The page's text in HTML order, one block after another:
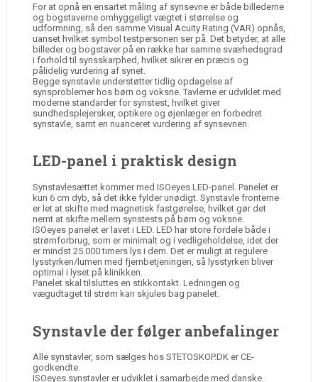
For at opnå en ensartet måling af synsevne er både billederne
og bogstaverne omhyggeligt vægtet i størrelse og
udformning, så den samme Visual Acuity Rating (VAR) opnås,
uanset hvilket symbol testpersonen ser på. Det betyder, at alle
billeder og bogstaver på en række har samme sværhedsgrad
i forhold til synsskarphed, hvilket sikrer en præcis og
pålidelig vurdering af synet.
Begge synstavle understøtter tidlig opdagelse af
synsproblemer hos børn og voksne. Tavlerne er udviklet med
moderne standarder for synstest, hvilket giver
sundhedsplejersker, optikere og øjenlæger en forbedret
synstavle, samt en nuanceret vurdering af synsevnen.
LED-panel i praktisk design
Synstavlesættet kommer med ISOeyes LED-panel. Panelet er
kun 6 cm dyb, så det ikke fylder unødigt. Synstavle fronterne
er let at skifte med magnetisk fastgørelse, hvilket gør det
nemt at skifte mellem synstests på børn og voksne.
ISOeyes panelet er lavet i LED. LED har store fordele både i
strømforbrug, som er minimalt og i vedligeholdelse, idet der
er mindst 25.000 timers lys i dem. Det er muligt at regulere
lysstyrken/lumen med fjernbetjeningen, så lysstyrken bliver
optimal i lyset på klinikken.
Panelet skal tilsluttes en stikkontakt. Ledningen og
vægudtaget til strøm kan skjules bag panelet.
Synstavle der følger anbefalinger
Alle synstavler, som sælges hos STETOSKOP.DK er CE-
godkendte.
ISOeyes synstavler er udviklet i samarbejde med danske